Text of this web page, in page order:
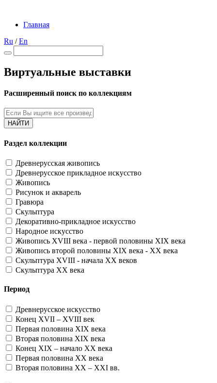
Главная
Ru /En
Виртуальные выставки
Расширенный поиск по коллекциям
НАЙТИ
Раздел коллекции
Древнерусская живопись
Древнерусское прикладное искусство
Живопись
Рисунок и акварель
Гравюра
Скульптура
Декоративно-прикладное искусство
Народное искусство
Живопись XVIII века - первой половины XIX века
Живопись второй половины XIX века - XX века
Скульптура XVIII - начала XX веков
Скульптура XX века
Период
Древнерусское искусство
Конец XVII – XVIII век
Первая половина XIX века
Вторая половина XIX века
Конец XIX – начало XX века
Первая половина XX века
Вторая половина XX – XXI вв.